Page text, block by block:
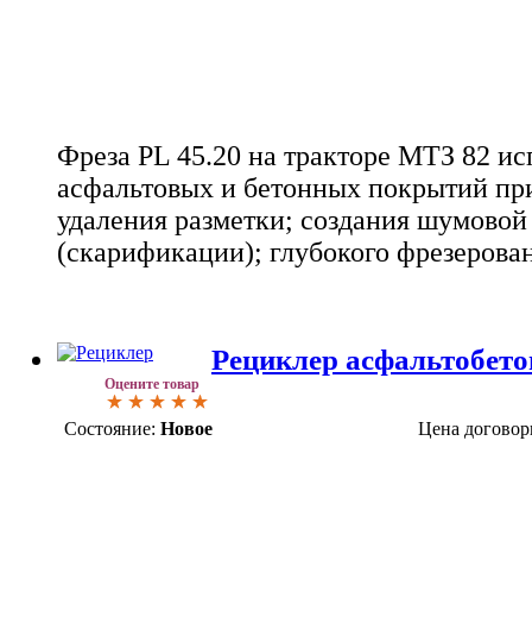
Фреза PL 45.20 на тракторе МТЗ 82
асфальтовых и бетонных покрытий
удаления разметки; создания
(скарификации); глубокого
Оцените товар
Рециклер
Состояние: Новое Цена